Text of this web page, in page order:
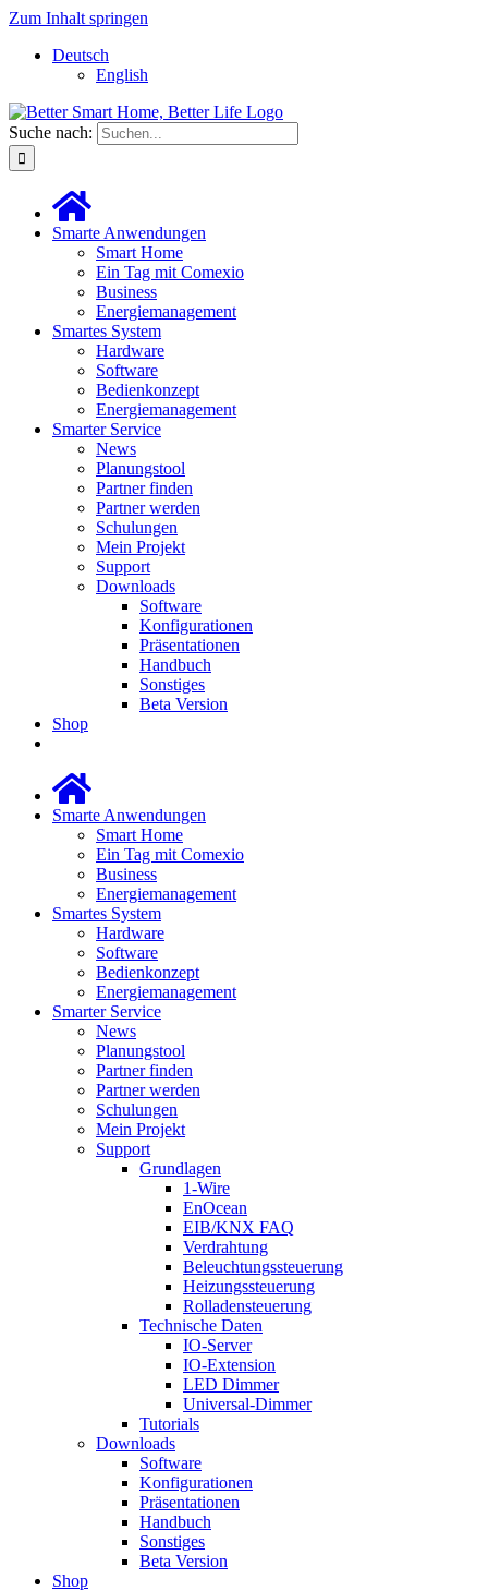
Zum Inhalt springen
Deutsch
English
Suche nach:
Smarte Anwendungen
Smart Home
Ein Tag mit Comexio
Business
Energiemanagement
Smartes System
Hardware
Software
Bedienkonzept
Energiemanagement
Smarter Service
News
Planungstool
Partner finden
Partner werden
Schulungen
Mein Projekt
Support
Downloads
Software
Konfigurationen
Präsentationen
Handbuch
Sonstiges
Beta Version
Shop
Smarte Anwendungen
Smart Home
Ein Tag mit Comexio
Business
Energiemanagement
Smartes System
Hardware
Software
Bedienkonzept
Energiemanagement
Smarter Service
News
Planungstool
Partner finden
Partner werden
Schulungen
Mein Projekt
Support
Grundlagen
1-Wire
EnOcean
EIB/KNX FAQ
Verdrahtung
Beleuchtungssteuerung
Heizungssteuerung
Rolladensteuerung
Technische Daten
IO-Server
IO-Extension
LED Dimmer
Universal-Dimmer
Tutorials
Downloads
Software
Konfigurationen
Präsentationen
Handbuch
Sonstiges
Beta Version
Shop